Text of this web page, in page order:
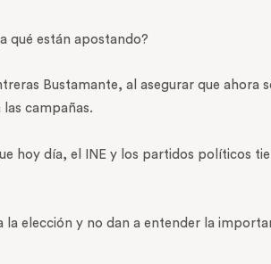
qué están apostando?
Bustamante, al asegurar que
campañas.
hoy día, el INE y los partidos políticos
elección y no dan a entender la